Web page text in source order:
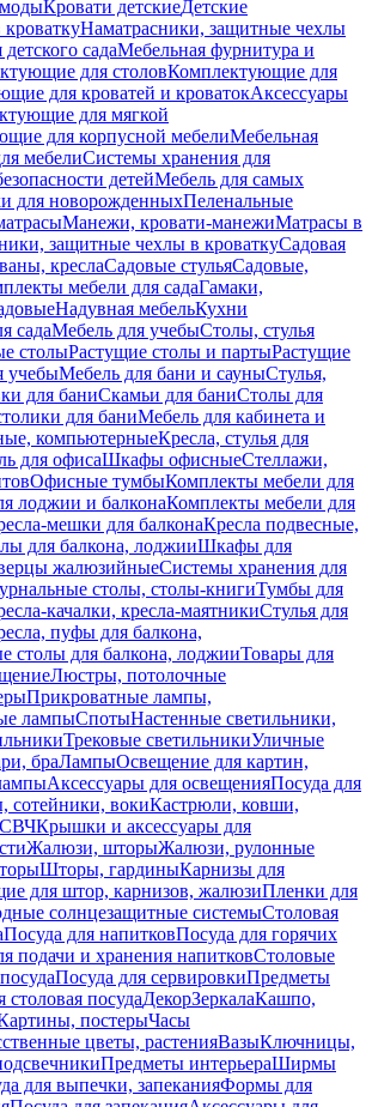
Кровати детскиеДетские
Наматрасники, защитные чехлы
садаМебельная фурнитура и
для столовКомплектующие для
для кроватей и кроватокАксессуары
для мягкой
для корпусной мебелиМебельная
мебелиСистемы хранения для
детейМебель для самых
для новорожденныхПеленальные
Манежи, кровати-манежиМатрасы в
защитные чехлы в кроваткуСадовая
креслаСадовые стульяСадовые,
мебели для садаГамаки,
Надувная мебельКухни
садаМебель для учебыСтолы, стулья
столыРастущие столы и партыРастущие
учебыМебель для бани и сауныСтулья,
для баниСкамьи для баниСтолы для
для баниМебель для кабинета и
компьютерныеКресла, стулья для
для офисаШкафы офисныеСтеллажи,
Офисные тумбыКомплекты мебели для
лоджии и балконаКомплекты мебели для
мешки для балконаКресла подвесные,
для балкона, лоджииШкафы для
жалюзийныеСистемы хранения для
столы, столы-книгиТумбы для
качалки, кресла-маятникиСтулья для
пуфы для балкона,
столы для балкона, лоджииТовары для
Люстры, потолочные
Прикроватные лампы,
лампыСпотыНастенные светильники,
Трековые светильникиУличные
браЛампыОсвещение для картин,
Аксессуары для освещенияПосуда для
сотейники, вокиКастрюли, ковши,
СВЧКрышки и аксессуары для
Жалюзи, шторыЖалюзи, рулонные
Шторы, гардиныКарнизы для
для штор, карнизов, жалюзиПленки для
солнцезащитные системыСтоловая
Посуда для напитковПосуда для горячих
подачи и хранения напитковСтоловые
Посуда для сервировкиПредметы
столовая посудаДекорЗеркалаКашпо,
постерыЧасы
цветы, растенияВазыКлючницы,
Предметы интерьераШирмы
для выпечки, запеканияФормы для